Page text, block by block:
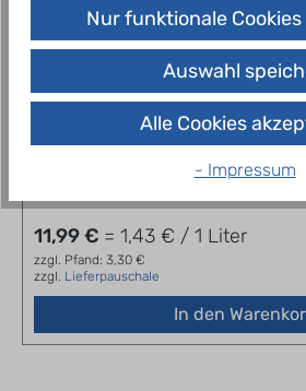
Berlimo Waldmeister Kasten
11,99 € = 1,43 € / 1 Liter
zzgl. Pfand: 3,30 €
zzgl. Lieferpauschale
In den
Nur funktionale
Auswahl
Alle Cookies
- Impressum